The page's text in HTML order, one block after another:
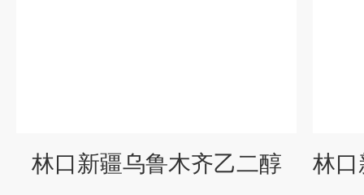
林口新疆乌鲁木齐乙二醇